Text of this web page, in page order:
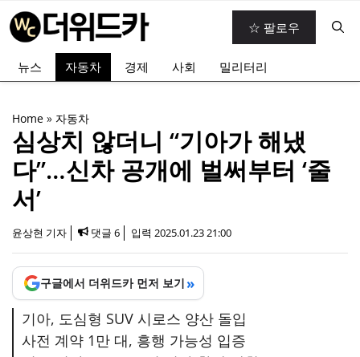
텐
☆ 팔로우
뉴스 자동차 경제 사회 밀리터리
Home » 자동차
심상치 않더니 “기아가 해냈
다”…신차 공개에 벌써부터 ‘줄
서’
윤상현 기자 댓글 6 입력 2025.01.23 21:00
구글에서 더위드카 먼저 보기 »
기아, 도심형 SUV 시로스 양산 돌입
사전 계약 1만 대, 흥행 가능성 입증